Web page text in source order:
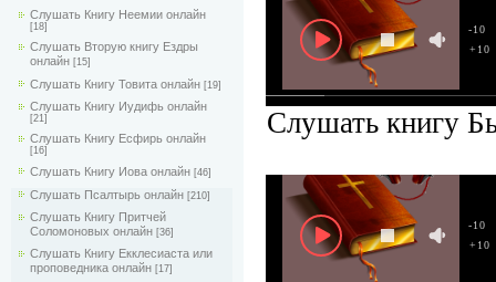
Слушать Книгу Неемии онлайн
[18]
Слушать Вторую книгу Ездры
онлайн [15]
Слушать Книгу Товита онлайн [19]
Слушать Книгу Иудифь онлайн
[21]
Слушать Книгу Есфирь онлайн
[16]
Слушать Книгу Иова онлайн [46]
Слушать Псалтырь онлайн [210]
Слушать Книгу Притчей
Соломоновых онлайн [36]
Слушать Книгу Екклесиаста или
проповедника онлайн [17]
+10
-10
Слушать книгу
+10
-10